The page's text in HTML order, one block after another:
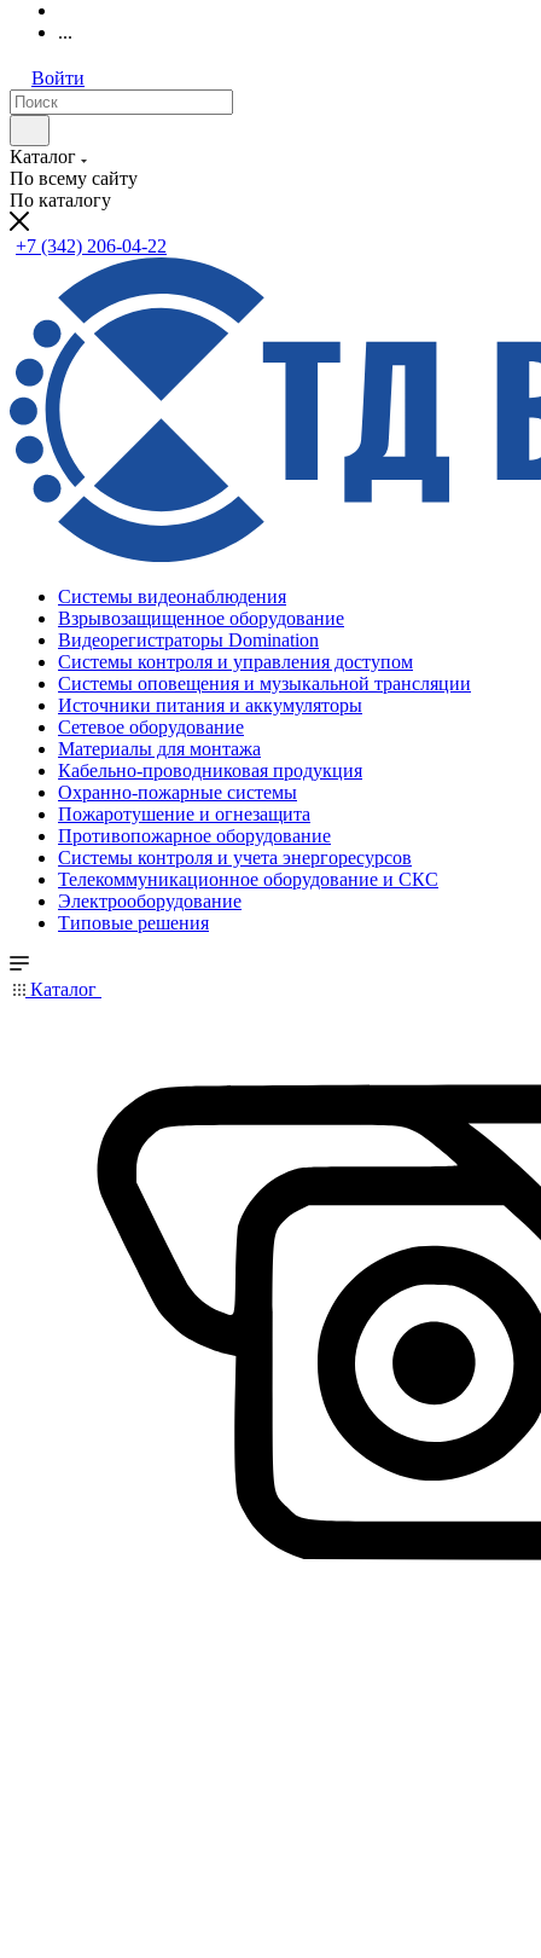
...
Войти
Каталог
По всему сайту
По каталогу
+7 (342) 206-04-22
Системы видеонаблюдения
Взрывозащищенное оборудование
Видеорегистраторы Domination
Системы контроля и управления доступом
Системы оповещения и музыкальной трансляции
Источники питания и аккумуляторы
Сетевое оборудование
Материалы для монтажа
Кабельно-проводниковая продукция
Охранно-пожарные системы
Пожаротушение и огнезащита
Противопожарное оборудование
Системы контроля и учета энергоресурсов
Телекоммуникационное оборудование и СКС
Электрооборудование
Типовые решения
Каталог